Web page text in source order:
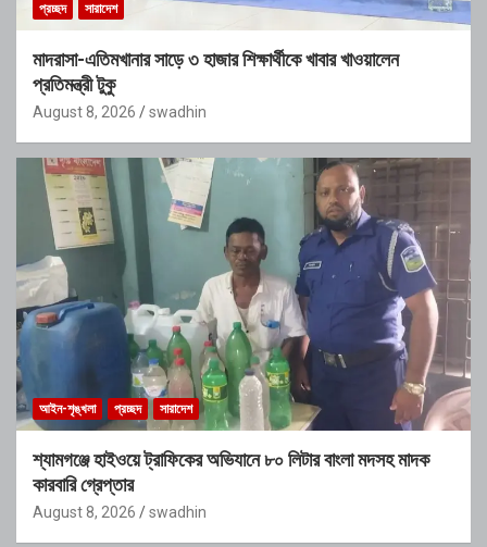
প্রচ্ছদ সারাদেশ
মাদরাসা-এতিমখানার সাড়ে ৩ হাজার শিক্ষার্থীকে খাবার খাওয়ালেন
প্রতিমন্ত্রী টুকু
August 8, 2026 swadhin
আইন-শৃঙ্খলা প্রচ্ছদ সারাদেশ
শ্যামগঞ্জে হাইওয়ে ট্রাফিকের অভিযানে ৮০ লিটার বাংলা মদসহ মাদক
কারবারি গ্রেপ্তার
August 8, 2026 swadhin